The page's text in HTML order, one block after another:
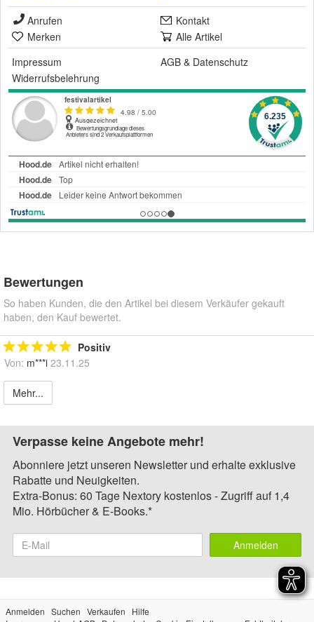
Anrufen
Kontakt
Merken
Alle Artikel
Impressum
AGB & Datenschutz
Widerrufsbelehrung
Bewertungen
So haben Kunden, die den Artikel bei diesem Verkäufer gekauft
haben, den Kauf bewertet.
Positiv
Von: m***i 23.11.25
Mehr...
Verpasse keine Angebote mehr!
Abonniere jetzt unseren Newsletter und erhalte exklusive
Rabatte und Neuigkeiten.
Extra-Bonus: 60 Tage Nextory kostenlos - Zugriff auf 1,4
Mio. Hörbücher & E-Books.*
Anmelden
Anmelden Suchen Verkaufen
Hilfe